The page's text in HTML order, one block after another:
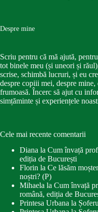
Despre mine
Scriu pentru că mă ajută,
tot binele meu (și uneori și
scrise, schimbă lucruri, și eu
despre copiii mei, despre mine,
frumoasă. Încerc să ajut cu
simțăminte și experiențele
Cele mai recente comentarii
Diana la Cum învață
ediția de București
Florin la Ce lăsăm
noștri? (P)
Mihaela la Cum învață
română, ediția de
Printesa Urbana la